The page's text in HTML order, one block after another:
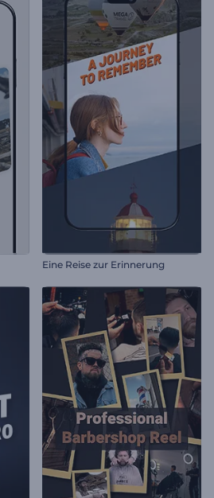
Eine Reise zur Erinnerung